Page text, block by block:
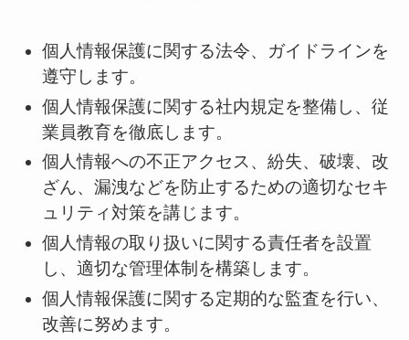
個人情報保護に関する法令、ガイドラインを
遵守します。
個人情報保護に関する社内規定を整備し、従
業員教育を徹底します。
個人情報への不正アクセス、紛失、破壊、改
ざん、漏洩などを防止するための適切なセキ
ュリティ対策を講じます。
個人情報の取り扱いに関する責任者を設置
し、適切な管理体制を構築します。
個人情報保護に関する定期的な監査を行い、
改善に努めます。